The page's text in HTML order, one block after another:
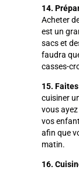
14.
Acheter
est un
sacs et
faudra
casses-
15.
cuisiner
vous
vos
afin que
matin.
16.